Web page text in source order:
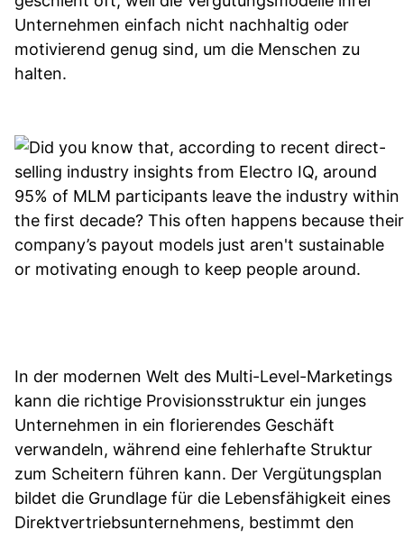
Unternehmen einfach nicht nachhaltig oder
motivierend genug sind, um die Menschen zu
halten.
In der modernen Welt des Multi-Level-Marketings
kann die richtige Provisionsstruktur ein junges
Unternehmen in ein florierendes Geschäft
verwandeln, während eine fehlerhafte Struktur
zum Scheitern führen kann. Der Vergütungsplan
bildet die Grundlage für die Lebensfähigkeit eines
Direktvertriebsunternehmens, bestimmt den